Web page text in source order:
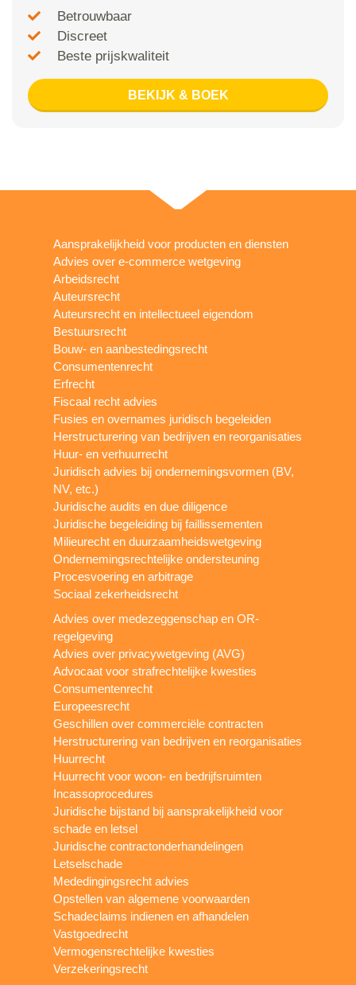
Betrouwbaar
Discreet
Beste prijskwaliteit
BEKIJK & BOEK
Aansprakelijkheid voor producten en diensten
Advies over e-commerce wetgeving
Arbeidsrecht
Auteursrecht
Auteursrecht en intellectueel eigendom
Bestuursrecht
Bouw- en aanbestedingsrecht
Consumentenrecht
Erfrecht
Fiscaal recht advies
Fusies en overnames juridisch begeleiden
Herstructurering van bedrijven en reorganisaties
Huur- en verhuurrecht
Juridisch advies bij ondernemingsvormen (BV,
NV, etc.)
Juridische audits en due diligence
Juridische begeleiding bij faillissementen
Milieurecht en duurzaamheidswetgeving
Ondernemingsrechtelijke ondersteuning
Procesvoering en arbitrage
Sociaal zekerheidsrecht
Advies over medezeggenschap en OR-
regelgeving
Advies over privacywetgeving (AVG)
Advocaat voor strafrechtelijke kwesties
Consumentenrecht
Europeesrecht
Geschillen over commerciële contracten
Herstructurering van bedrijven en reorganisaties
Huurrecht
Huurrecht voor woon- en bedrijfsruimten
Incassoprocedures
Juridische bijstand bij aansprakelijkheid voor
schade en letsel
Juridische contractonderhandelingen
Letselschade
Mededingingsrecht advies
Opstellen van algemene voorwaarden
Schadeclaims indienen en afhandelen
Vastgoedrecht
Vermogensrechtelijke kwesties
Verzekeringsrecht